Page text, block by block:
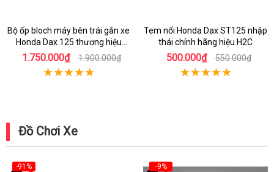
Bộ ốp bloch máy bên trái gắn xe
Honda Dax 125 thương hiệu
Gcraft
1.750.000₫ 1.900.000₫
Tem nổi Honda Dax ST125 nhập
thái chính hãng hiệu H2C
500.000₫ 550.000₫
Đồ Chơi Xe
-91%
-9%